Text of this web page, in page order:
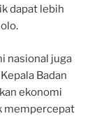
dapat lebih
nasional juga
Badan
ekonomi
mempercepat